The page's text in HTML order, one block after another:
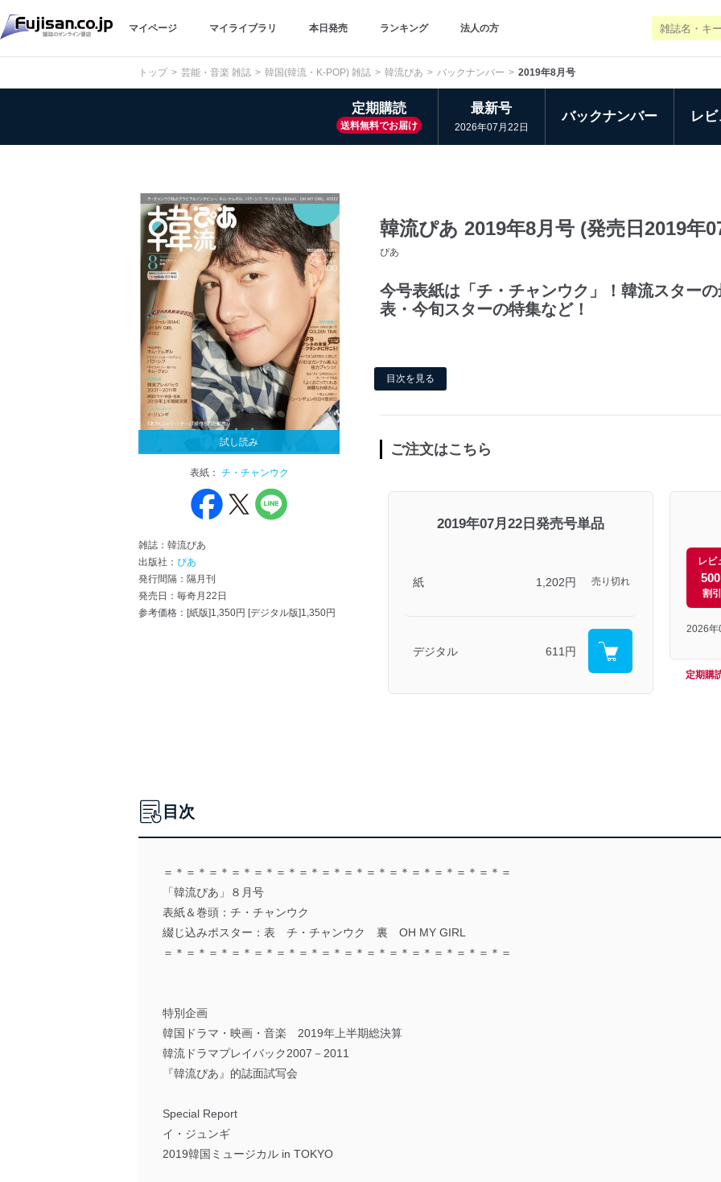
マイページ マイライブラリ 本日発売 ランキング 法人の方
トップ 芸能・音楽 雑誌 韓国(韓流・K-POP) 雑誌 韓流ぴあ バックナンバー 2019年8月号
定期購読
送料無料でお届け
最新号
2026年07月22日
バックナンバー レ
試し読み
表紙： チ・チャンウク
雑誌：韓流ぴあ
出版社： ぴあ
発行間隔：隔月刊
発売日：毎奇月22日
参考価格：[紙版]1,350円 [デジタル版]1,350円
韓流ぴあ 2019年8月号 (発売日2019年
ぴあ
今号表紙は「チ・チャンウク」！韓流スター
表・今旬スターの特集など！
目次を見る
ご注文はこちら
2019年07月22日発売号単品
紙 1,202円 売り切れ
デジタル 611円
レビ
割
2026年
定期購
目次
＝＊＝＊＝＊＝＊＝＊＝＊＝＊＝＊＝＊＝＊＝＊＝＊＝＊＝＊＝＊＝
「韓流ぴあ」８月号
表紙＆巻頭：チ・チャンウク
綴じ込みポスター：表 チ・チャンウク 裏 OH MY GIRL
＝＊＝＊＝＊＝＊＝＊＝＊＝＊＝＊＝＊＝＊＝＊＝＊＝＊＝＊＝＊＝
特別企画
韓国ドラマ・映画・音楽 2019年上半期総決算
韓流ドラマプレイバック2007－2011
『韓流ぴあ』的誌面試写会
Special Report
イ・ジュンギ
2019韓国ミュージカル in TOKYO